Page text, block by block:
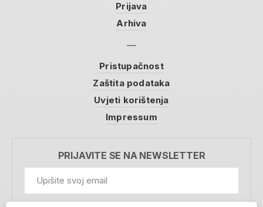
Prijava
Arhiva
Pristupačnost
Zaštita podataka
Uvjeti korištenja
Impressum
PRIJAVITE SE NA NEWSLETTER